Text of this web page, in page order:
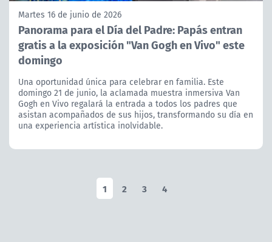
Martes 16 de junio de 2026
Panorama para el Día del Padre: Papás entran
gratis a la exposición "Van Gogh en Vivo" este
domingo
Una oportunidad única para celebrar en familia. Este
domingo 21 de junio, la aclamada muestra inmersiva Van
Gogh en Vivo regalará la entrada a todos los padres que
asistan acompañados de sus hijos, transformando su día en
una experiencia artística inolvidable.
1 2 3 4